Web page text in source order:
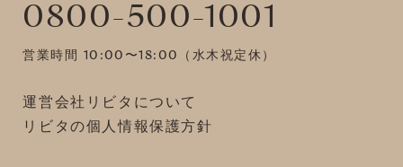
0800-500-1001
営業時間 10:00〜18:00（水木祝定休）
運営会社リビタについて
リビタの個人情報保護方針